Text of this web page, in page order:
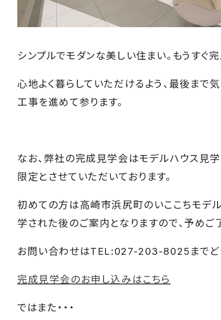
シンプルでモダンな美しい住まい。もうすぐ完
心地よく暮らしていただけるよう、最後まで
工事を進めて参ります。
なお、弊社の完成見学会はモデルハウス見
限定とさせていただいております。
初めての方は高崎市浜尻町のいここちモデ
学された後のご案内となりますので、予めご
お問い合わせはTEL:027-203-8025までど
完成見学会のお申し込みはこちら
ではまた・・・